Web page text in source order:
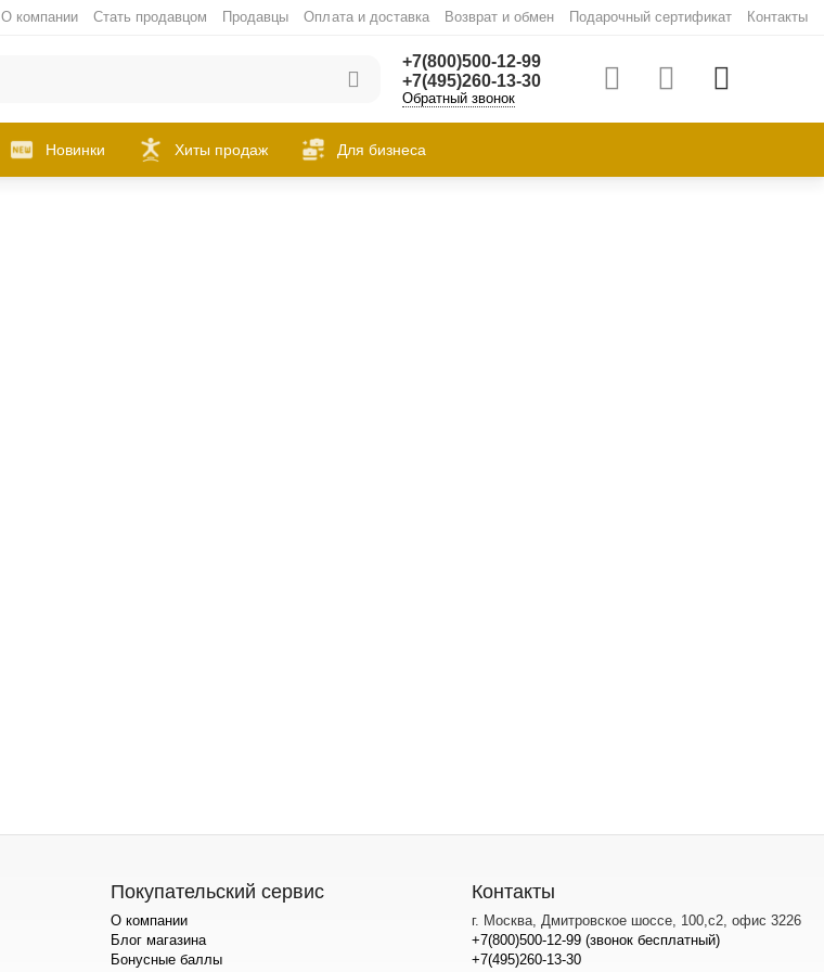
О компании Стать продавцом Продавцы Оплата и доставка Возврат и обмен Подарочный сертификат Контакты
+7(800)500-12-99
+7(495)260-13-30
Обратный звонок
Новинки Хиты продаж Для бизнеса
Покупательский сервис
О компании
Блог магазина
Бонусные баллы
Контакты
г. Москва, Дмитровское шоссе, 100,с2, офис 3226
+7(800)500-12-99 (звонок бесплатный)
+7(495)260-13-30